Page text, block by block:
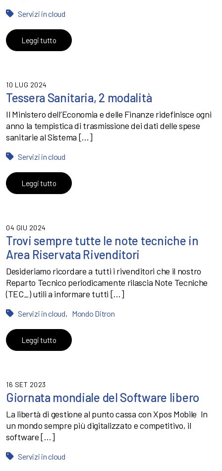
Leggi tutto
Servizi in cloud
10 LUG 2024
Tessera Sanitaria, 2 modalità
Il Ministero dell’Economia e delle Finanze ridefinisce ogni
anno la tempistica di trasmissione dei dati delle spese
sanitarie al Sistema […]
Leggi tutto
Servizi in cloud
04 GIU 2024
Trovi sempre tutte le note tecniche in
Area Riservata Rivenditori
Desideriamo ricordare a tutti i rivenditori che il nostro
Reparto Tecnico periodicamente rilascia Note Tecniche
(TEC_) utili a informare tutti […]
Leggi tutto
Servizi in cloud, Mondo Ditron
16 SET 2023
Giornata mondiale del Software libero
La libertà di gestione al punto cassa con Xpos Mobile In
un mondo sempre più digitalizzato e competitivo, il
software […]
Servizi in cloud